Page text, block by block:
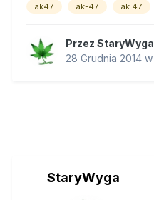
ak47 ak-47 ak 47
Przez StaryWyga
28 Grudnia 2014 w
StaryWyga